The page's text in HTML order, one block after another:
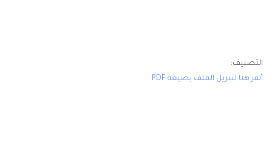
التصنيف:
أنقر هنا لتنزيل الملف بصيغة PDF